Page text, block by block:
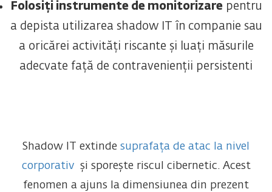
Folosiți instrumente de monitorizarepentru
a depista utilizarea shadow IT în companie sau
a oricărei activități riscante și luați măsurile
adecvate față de contravenienții persistenti
Shadow IT extinde suprafața de atac la nivel
corporativ și sporește riscul cibernetic. Acest
fenomen a ajuns la dimensiunea din prezent